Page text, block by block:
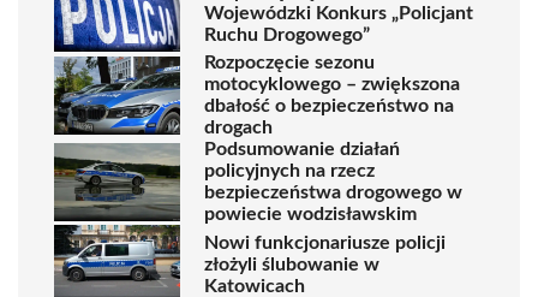
Wojewódzki Konkurs „Policjant
Ruchu Drogowego”
Rozpoczęcie sezonu
motocyklowego – zwiększona
dbałość o bezpieczeństwo na
drogach
Podsumowanie działań
policyjnych na rzecz
bezpieczeństwa drogowego w
powiecie wodzisławskim
Nowi funkcjonariusze policji
złożyli ślubowanie w
Katowicach